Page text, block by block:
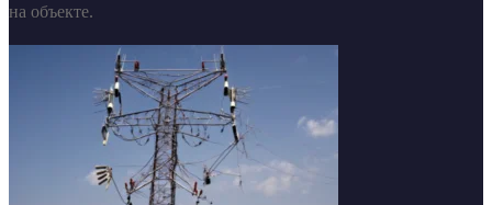
на объекте.